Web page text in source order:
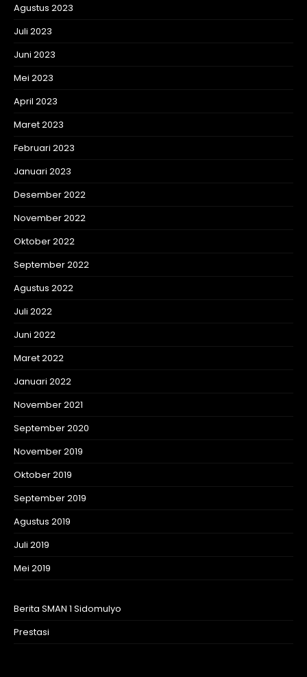
Agustus 2023
Juli 2023
Juni 2023
Mei 2023
April 2023
Maret 2023
Februari 2023
Januari 2023
Desember 2022
November 2022
Oktober 2022
September 2022
Agustus 2022
Juli 2022
Juni 2022
Maret 2022
Januari 2022
November 2021
September 2020
November 2019
Oktober 2019
September 2019
Agustus 2019
Juli 2019
Mei 2019
Berita SMAN 1 Sidomulyo
Prestasi